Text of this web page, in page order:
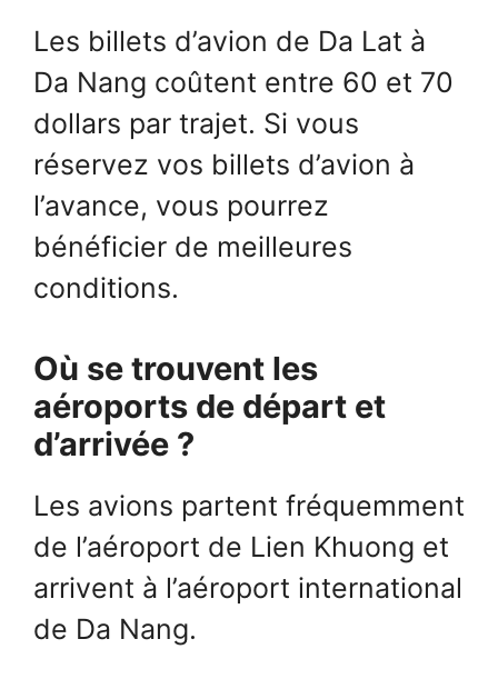
Les billets d’avion de Da Lat à
Da Nang coûtent entre 60 et 70
dollars par trajet. Si vous
réservez vos billets d’avion à
l’avance, vous pourrez
bénéficier de meilleures
conditions.
Où se trouvent les
aéroports de départ et
d’arrivée ?
Les avions partent fréquemment
de l’aéroport de Lien Khuong et
arrivent à l’aéroport international
de Da Nang.